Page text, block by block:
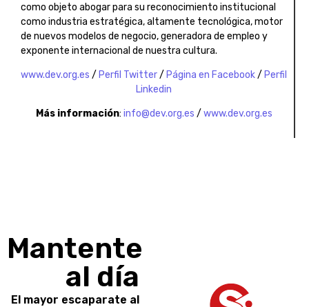
como objeto abogar para su reconocimiento institucional
como industria estratégica, altamente tecnológica, motor
de nuevos modelos de negocio, generadora de empleo y
exponente internacional de nuestra cultura.
www.dev.org.es / Perfil Twitter/ Página en Facebook/ Perfil
Linkedin
Más información: info@dev.org.es / www.dev.org.es
Mantente
al día
El mayor escaparate al